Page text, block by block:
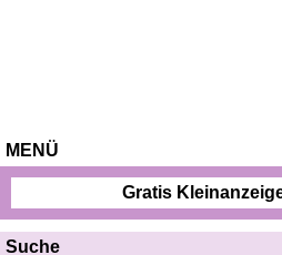
MENÜ
Gratis
Suche